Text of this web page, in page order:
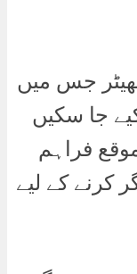
جس میں
جا سکیں
فراہم
کرنے کے لیے